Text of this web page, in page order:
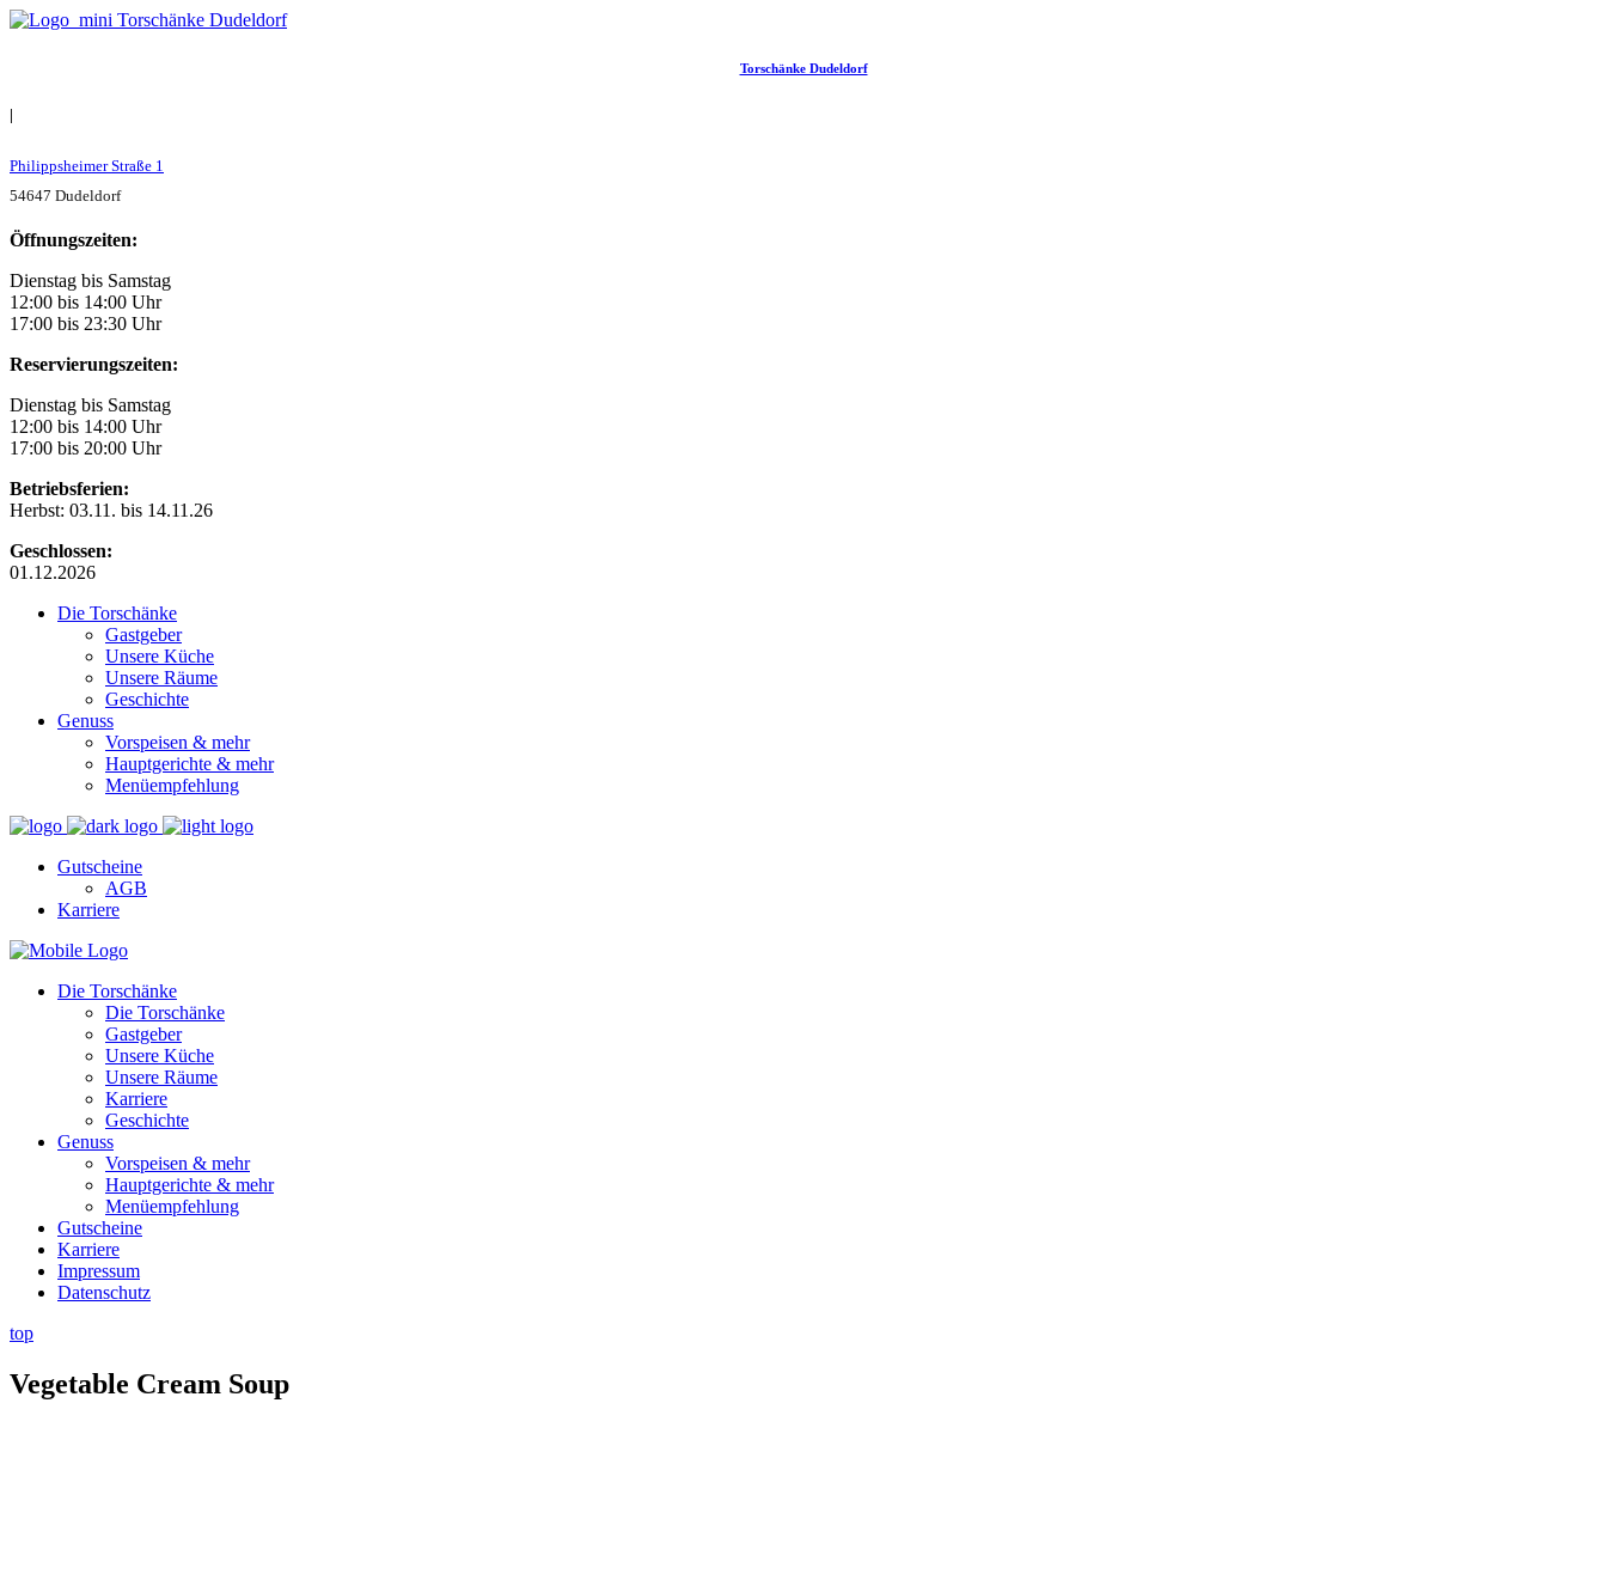
Torschänke Dudeldorf
|
Philippsheimer Straße 1
54647 Dudeldorf
Öffnungszeiten:
Dienstag bis Samstag
12:00 bis 14:00 Uhr
17:00 bis 23:30 Uhr
Reservierungszeiten:
Dienstag bis Samstag
12:00 bis 14:00 Uhr
17:00 bis 20:00 Uhr
Betriebsferien:
Herbst: 03.11. bis 14.11.26
Geschlossen:
01.12.2026
Die Torschänke
Gastgeber
Unsere Küche
Unsere Räume
Geschichte
Genuss
Vorspeisen & mehr
Hauptgerichte & mehr
Menüempfehlung
Gutscheine
AGB
Karriere
Die Torschänke
Die Torschänke
Gastgeber
Unsere Küche
Unsere Räume
Karriere
Geschichte
Genuss
Vorspeisen & mehr
Hauptgerichte & mehr
Menüempfehlung
Gutscheine
Karriere
Impressum
Datenschutz
top
Vegetable Cream Soup